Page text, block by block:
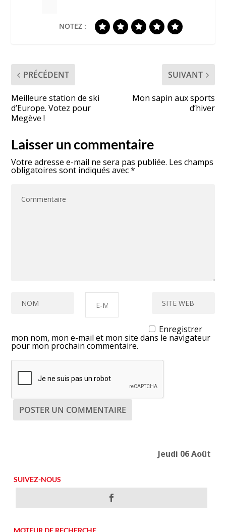
NOTEZ :
PRÉCÉDENT
Meilleure station de ski
d’Europe. Votez pour
Megève !
SUIVANT
Mon sapin aux sports
d’hiver
Laisser un commentaire
Votre adresse e-mail ne sera pas publiée. Les champs
obligatoires sont indiqués avec*
Enregistrer
mon nom, mon e-mail et mon site dans le navigateur
pour mon prochain commentaire.
Jeudi 06 Août
SUIVEZ-NOUS